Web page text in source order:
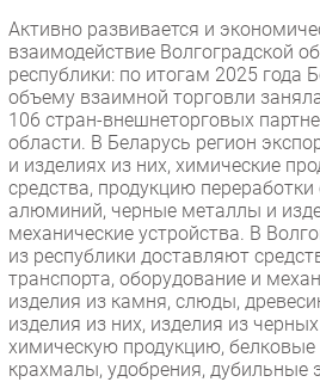
Активно развивается и
взаимодействие Волгоградской
республики: по итогам 2025 года
объему взаимной торговли
106 стран-внешнеторговых
области. В Беларусь регион
и изделиях из них, химические
средства, продукцию
алюминий, черные металлы и
механические устройства. В
из республики доставляют
транспорта, оборудование и
изделия из камня, слюды,
изделия из них, изделия из
химическую продукцию, белковые
крахмалы, удобрения, дубильные